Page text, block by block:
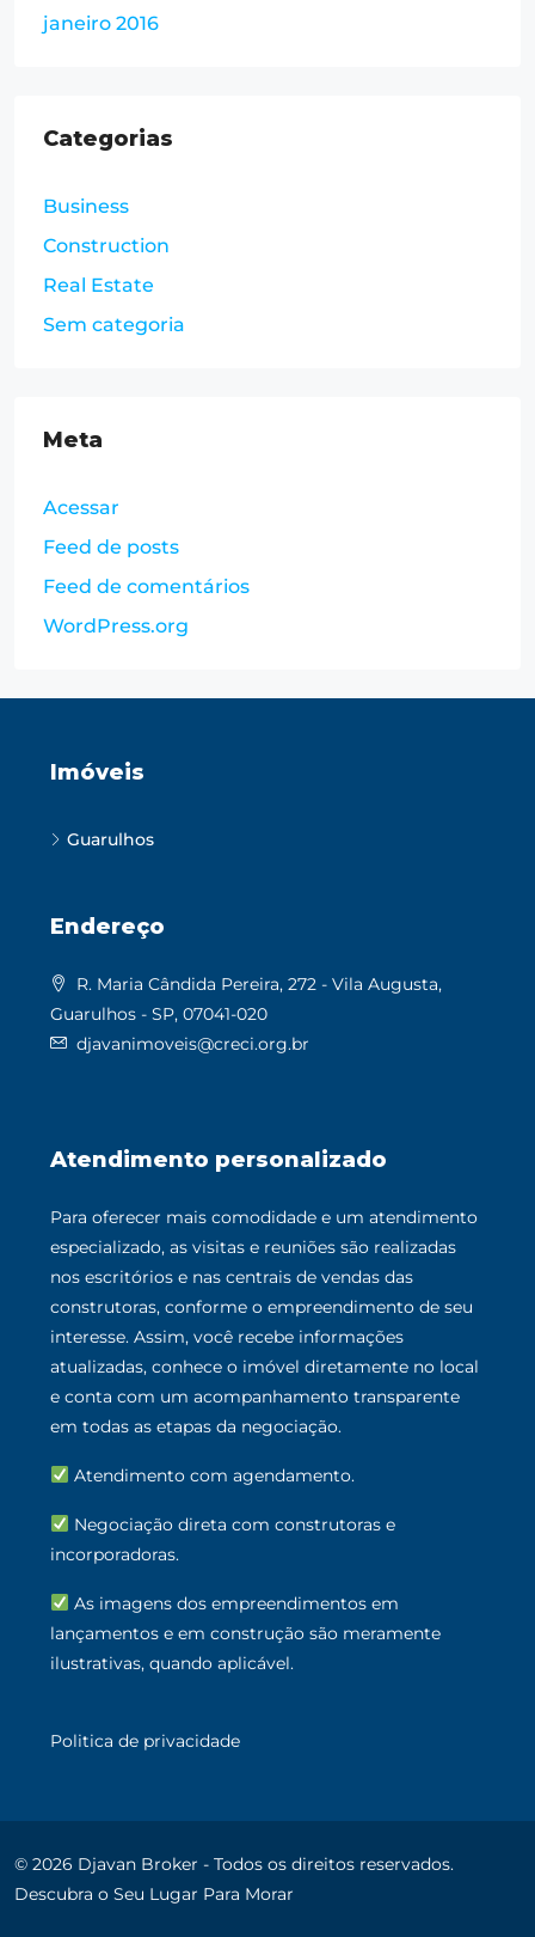
janeiro 2016
Categorias
Business
Construction
Real Estate
Sem categoria
Meta
Acessar
Feed de posts
Feed de comentários
WordPress.org
Imóveis
Guarulhos
Endereço
R. Maria Cândida Pereira, 272 - Vila Augusta,
Guarulhos - SP, 07041-020
djavanimoveis@creci.org.br
Atendimento personalizado
Para oferecer mais comodidade e um atendimento
especializado, as visitas e reuniões são realizadas
nos escritórios e nas centrais de vendas das
construtoras, conforme o empreendimento de seu
interesse. Assim, você recebe informações
atualizadas, conhece o imóvel diretamente no local
e conta com um acompanhamento transparente
em todas as etapas da negociação.
Atendimento com agendamento.
Negociação direta com construtoras e
incorporadoras.
As imagens dos empreendimentos em
lançamentos e em construção são meramente
ilustrativas, quando aplicável.
Politica de privacidade
© 2026 Djavan Broker - Todos os direitos reservados.
Descubra o Seu Lugar Para Morar